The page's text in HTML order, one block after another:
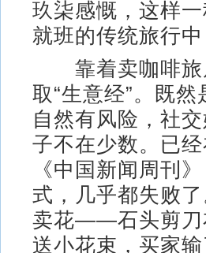
玖柒感慨，这样
就班的传统旅行
靠着卖咖啡旅
取“生意经”。既
自然有风险，社
子不在少数。已
《中国新闻周刊
式，几乎都失败
卖花——石头剪刀
送小花束，买家